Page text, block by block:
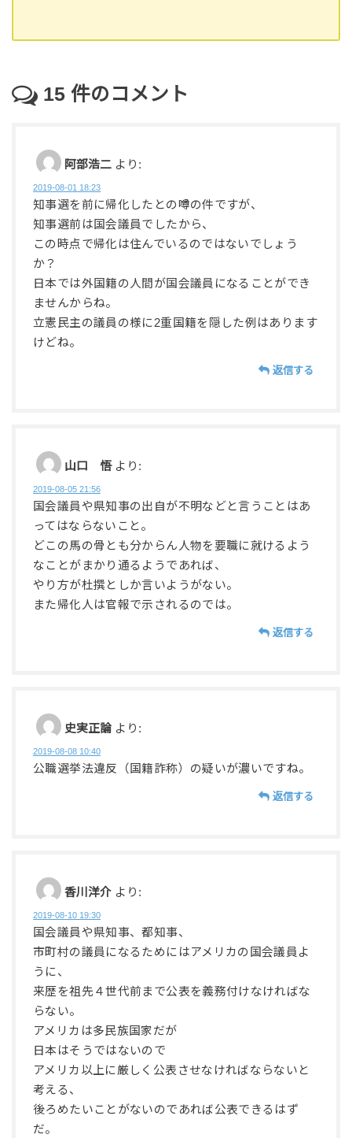
15件のコメント
阿部浩二 より:
2019-08-01 18:23
知事選を前に帰化したとの噂の件ですが、
知事選前は国会議員でしたから、
この時点で帰化は住んでいるのではないでしょう
か？
日本では外国籍の人間が国会議員になることができ
ませんからね。
立憲民主の議員の様に2重国籍を隠した例はあります
けどね。
返信する
山口 悟 より:
2019-08-05 21:56
国会議員や県知事の出自が不明などと言うことはあ
ってはならないこと。
どこの馬の骨とも分からん人物を要職に就けるよう
なことがまかり通るようであれば、
やり方が杜撰としか言いようがない。
また帰化人は官報で示されるのでは。
返信する
史実正論 より:
2019-08-08 10:40
公職選挙法違反（国籍詐称）の疑いが濃いですね。
返信する
香川洋介 より:
2019-08-10 19:30
国会議員や県知事、都知事、
市町村の議員になるためにはアメリカの国会議員よ
うに、
来歴を祖先４世代前まで公表を義務付けなければな
らない。
アメリカは多民族国家だが
日本はそうではないので
アメリカ以上に厳しく公表させなければならないと
考える、
後ろめたいことがないのであれば公表できるはず
だ。